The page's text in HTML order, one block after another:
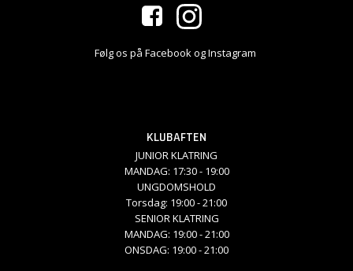
Følg os på Facebook og Instagram
KLUBAFTEN
JUNIOR KLATRING
MANDAG: 17:30 - 19:00
UNGDOMSHOLD
Torsdag: 19:00 - 21:00
SENIOR KLATRING
MANDAG: 19:00 - 21:00
ONSDAG: 19:00 - 21:00